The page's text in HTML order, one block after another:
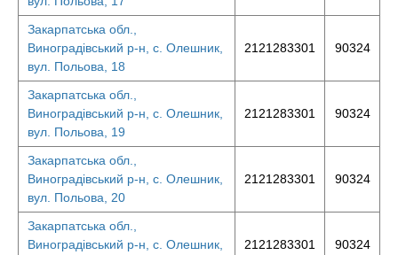
Закарпатська обл.,
Виноградівський р-н, с. Олешник,
вул. Польова, 18
2121283301 90324
Закарпатська обл.,
Виноградівський р-н, с. Олешник,
вул. Польова, 19
2121283301 90324
Закарпатська обл.,
Виноградівський р-н, с. Олешник,
вул. Польова, 20
2121283301 90324
Закарпатська обл.,
Виноградівський р-н, с. Олешник,
2121283301 90324